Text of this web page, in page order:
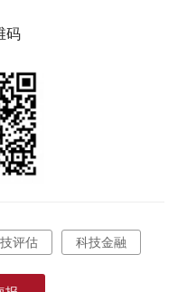
码
评估 科技金融